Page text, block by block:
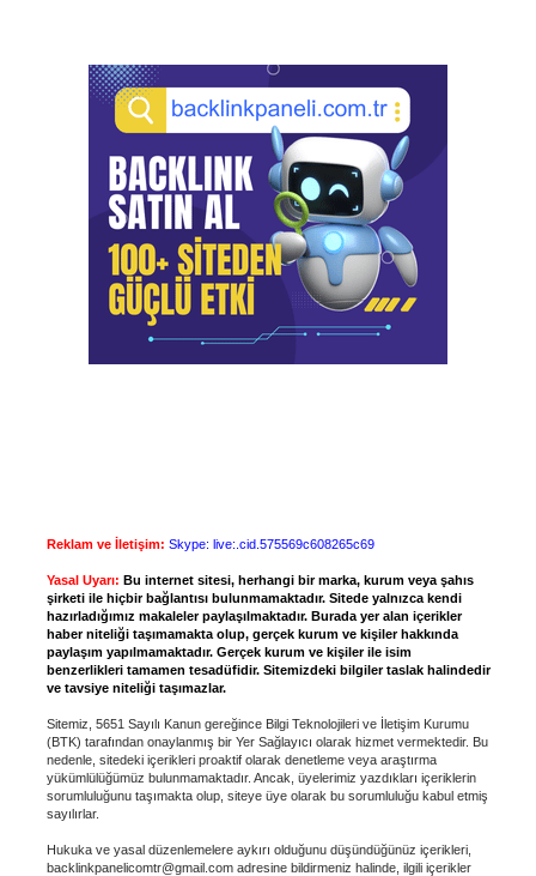
Reklam ve İletişim: Skype: live:.cid.575569c608265c69
Yasal Uyarı: Bu internet sitesi, herhangi bir marka, kurum veya şahıs
şirketi ile hiçbir bağlantısı bulunmamaktadır. Sitede yalnızca kendi
hazırladığımız makaleler paylaşılmaktadır. Burada yer alan içerikler
haber niteliği taşımamakta olup, gerçek kurum ve kişiler hakkında
paylaşım yapılmamaktadır. Gerçek kurum ve kişiler ile isim
benzerlikleri tamamen tesadüfidir. Sitemizdeki bilgiler taslak halindedir
ve tavsiye niteliği taşımazlar.
Sitemiz, 5651 Sayılı Kanun gereğince Bilgi Teknolojileri ve İletişim Kurumu
(BTK) tarafından onaylanmış bir Yer Sağlayıcı olarak hizmet vermektedir. Bu
nedenle, sitedeki içerikleri proaktif olarak denetleme veya araştırma
yükümlülüğümüz bulunmamaktadır. Ancak, üyelerimiz yazdıkları içeriklerin
sorumluluğunu taşımakta olup, siteye üye olarak bu sorumluluğu kabul etmiş
sayılırlar.
Hukuka ve yasal düzenlemelere aykırı olduğunu düşündüğünüz içerikleri,
backlinkpanelicomtr@gmail.comadresine bildirmeniz halinde, ilgili içerikler